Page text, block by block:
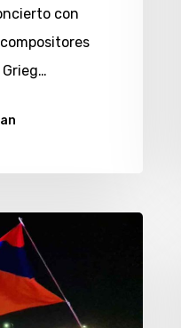
con